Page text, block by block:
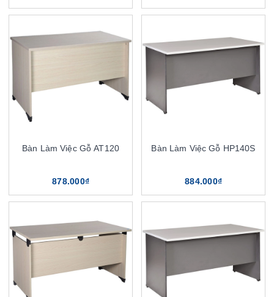
Bàn Làm Việc Gỗ AT120
878.000₫
Bàn Làm Việc Gỗ HP140S
884.000₫